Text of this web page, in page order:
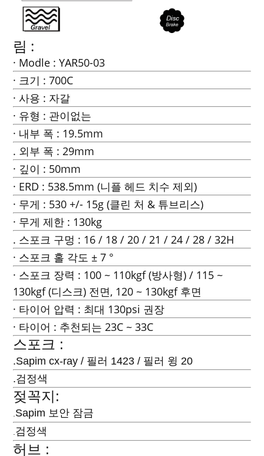
림 :
· Modle : YAR50-03
· 크기 : 700C
· 사용 : 자갈
· 유형 : 관이없는
· 내부 폭 : 19.5mm
. 외부 폭 : 29mm
· 깊이 : 50mm
· ERD : 538.5mm (니플 헤드 치수 제외)
· 무게 : 530 +/- 15g (클린 처 & 튜브리스)
· 무게 제한 : 130kg
. 스포크 구멍 : 16 / 18 / 20 / 21 / 24 / 28 / 32H
· 스포크 홀 각도 ± 7 °
· 스포크 장력 : 100 ~ 110kgf (방사형) / 115 ~
130kgf (디스크) 전면, 120 ~ 130kgf 후면
· 타이어 압력 : 최대 130psi 권장
· 타이어 : 추천되는 23C ~ 33C
스포크 :
.Sapim cx-ray / 필러 1423 / 필러 윙 20
.검정색
젖꼭지:
Sapim 보안 잠금
검정색
허브 :